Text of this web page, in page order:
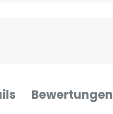
Bewertungen